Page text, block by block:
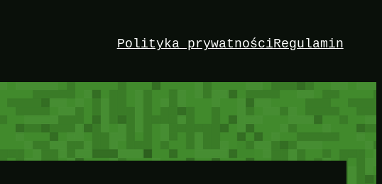
Polityka prywatnościRegulamin